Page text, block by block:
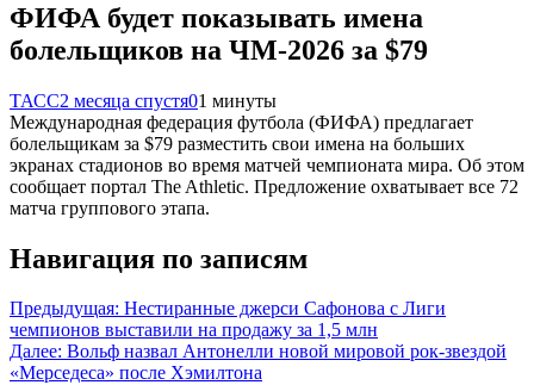
ФИФА будет показывать имена
болельщиков на ЧМ-2026 за $79
ТАСС2 месяца спустя01 минуты
Международная федерация футбола (ФИФА) предлагает
болельщикам за $79 разместить свои имена на больших
экранах стадионов во время матчей чемпионата мира. Об этом
сообщает портал The Athletic. Предложение охватывает все 72
матча группового этапа.
Навигация по записям
Предыдущая: Нестиранные джерси Сафонова с Лиги
чемпионов выставили на продажу за 1,5 млн
Далее: Вольф назвал Антонелли новой мировой рок-звездой
«Мерседеса» после Хэмилтона